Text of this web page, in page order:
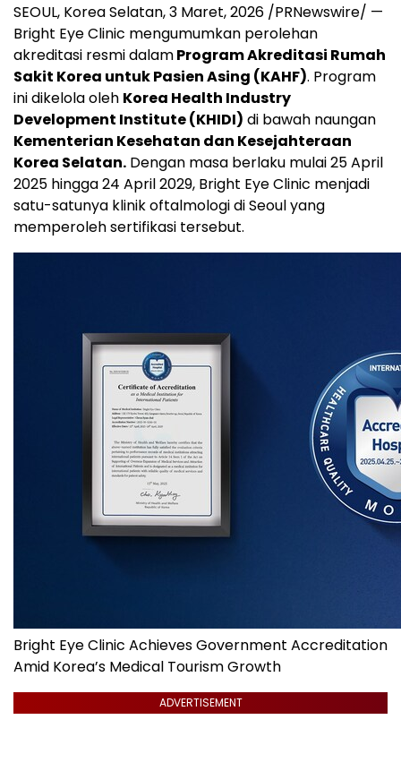
SEOUL, Korea Selatan,3 Maret, 2026 /PRNewswire/ —
Bright Eye Clinic mengumumkan perolehan
akreditasi resmi dalamProgram Akreditasi Rumah
Sakit Korea untuk Pasien Asing (KAHF). Program
ini dikelola oleh Korea Health Industry
Development Institute (KHIDI) di bawah naungan
Kementerian Kesehatan dan Kesejahteraan
Korea Selatan. Dengan masa berlaku mulai 25 April
2025 hingga 24 April 2029, Bright Eye Clinic menjadi
satu-satunya klinik oftalmologi di Seoul yang
memperoleh sertifikasi tersebut.
Bright Eye Clinic Achieves Government Accreditation
Amid Korea’s Medical Tourism Growth
ADVERTISEMENT